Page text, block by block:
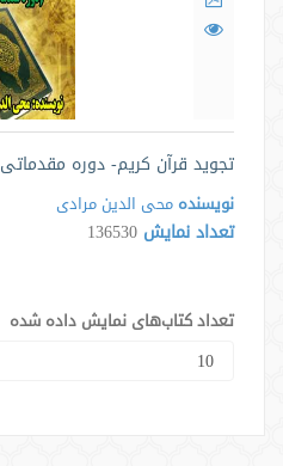
تجوید قرآن کریم- دوره مقدماتی
نویسنده محی الدین مرادی
تعداد نمایش 136530
تعداد کتاب‌های نمایش داده شده